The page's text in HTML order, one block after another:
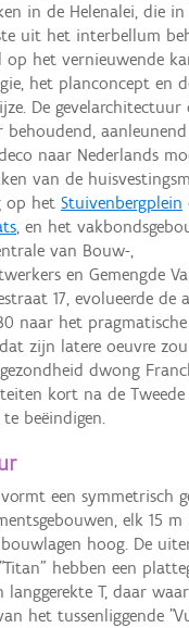
in de Helenalei, die
uit het interbellum
op het vernieuwende
het planconcept en
De gevelarchitectuur
behoudend,
naar Nederlands
van de
op het Stuivenbergplein
, en het
van Bouw-,
en Gemengde
17, evolueerde de
naar het pragmatische
zijn latere oeuvre
dwong
kort na de Tweede
beëindigen.
een symmetrisch
elk 15 m
hoog. De
hebben een
langgerekte T, daar
het tussenliggende